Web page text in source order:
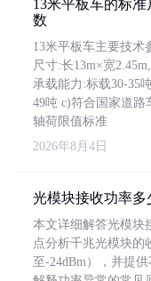
13米平板车的标
数
13米平板车主要技术
尺寸:长13m×宽
承载能力:标载30-35
49吨 c)符合国家道路
轴荷限值标准
2026年8月4日
光模块接收功率多
本文详细解答光模块
点分析千兆光模块的
至-24dBm），并提